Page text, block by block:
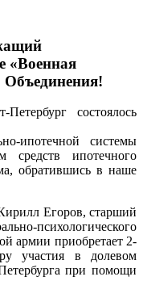
«Военная
состоялось
ипотечной системы
средств ипотечного
обратившись в наше
Егоров, старший
психологического
армии приобретает 2-
участия в долевом
при помощи